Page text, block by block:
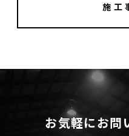
施工
お気軽にお問